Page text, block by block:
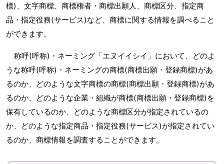
標)、文字商標、商標権者・商標出願人、商標区分、指定商
品・指定役務(サービス)など、商標に関する情報を調べること
ができます。
称呼(呼称)・ネーミング「エヌイイシイ」において、どのよ
うな称呼(呼称)・ネーミングの商標(商標出願・登録商標)があ
るのか、どのような文字商標の商標(商標出願・登録商標)があ
るのか、どのような企業・組織が商標(商標出願・登録商標)を
保有しているのか、どのような商標区分が指定されているの
か、どのような指定商品・指定役務(サービス)が指定されてい
るのか、商標情報を調査することができます。